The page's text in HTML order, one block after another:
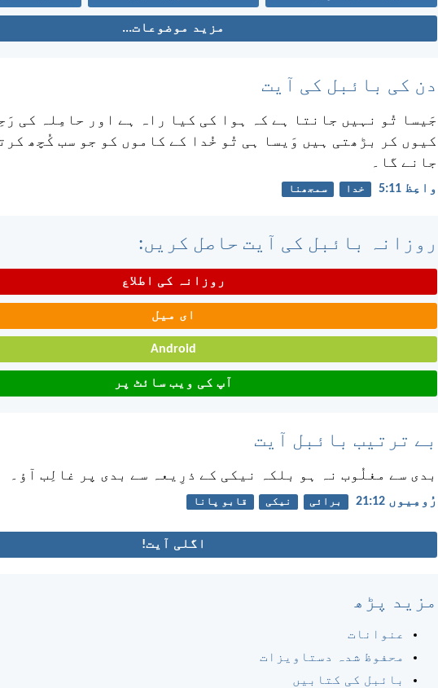
مزید موضوعات...
دن کی بائبل کی آیت
جَیسا تُو نہیں جانتا ہے کہ ہوا کی کیا راہ ہے اور حامِلہ کی
کیوں کر بڑھتی ہیں وَیسا ہی تُو خُدا کے کاموں کو جو سب کُچھ
جانے گا۔
واعِظ 11:‏5 خدا سمجھنا
روزانہ بائبل کی آیت حاصل کریں:
روزانہ کی اطلاع
ای میل
Android
آپ کی ویب سائٹ پر
بے ترتیب بائبل آیت
بدی سے مغلُوب نہ ہو بلکہ نیکی کے ذرِیعہ سے بدی پر غالِب آؤ۔
رُومِیوں 12:‏21 برائی نیکی قابو پانا
اگلی آیت!
مزید پڑھ
عنوانات
محفوظ شدہ دستاویزات
بائبل کی کتابیں